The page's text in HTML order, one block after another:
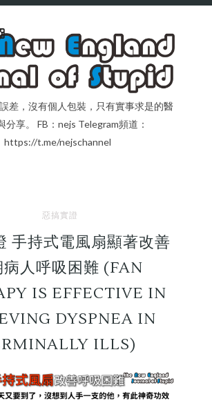
差，沒有個人包裝，只有實事求是的醫
分享。 FB：nejs Telegram頻道：
https://t.me/nejschannel
惡搞實證
手持式電風扇顯著改善
病人呼吸困難 (FAN
IS EFFECTIVE IN
DYSPNEA IN
ILLS)